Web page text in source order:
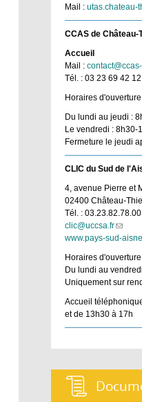
Mail :utas.chateau-
CCAS de Château-
Accueil
Mail :
Tél. : 03 23 69 42 12
Horaires
Du lundi au jeudi :
Le vendredi : 8h30-
Fermeture le jeudi
CLIC du Sud de
4, avenue Pierre et
02400 Château-
Tél. : 03.23.82.78.00
clic@uccsa.fr(link
sends
mail)
www.pays-sud-
Horaires
Du lundi au
Uniquement sur
Accueil
et de 13h30 à 17h